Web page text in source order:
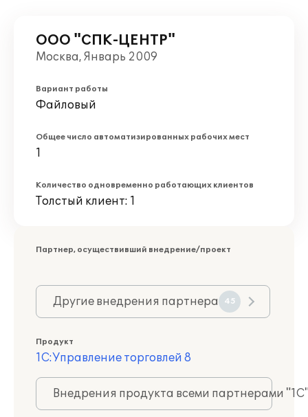
ООО "СПК-ЦЕНТР"
Москва, Январь 2009
Вариант работы
Файловый
Общее число автоматизированных рабочих мест
1
Количество одновременно работающих клиентов
Толстый клиент: 1
Партнер, осуществивший внедрение/проект
Другие внедрения партнера 45
Продукт
1С:Управление торговлей 8
Внедрения продукта всеми партнерами